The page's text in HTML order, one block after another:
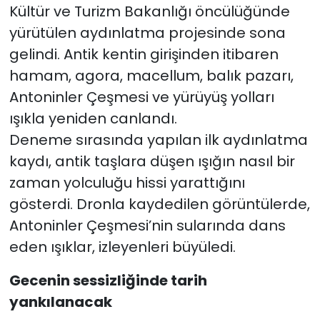
Kültür ve Turizm Bakanlığı öncülüğünde
yürütülen aydınlatma projesinde sona
gelindi. Antik kentin girişinden itibaren
hamam, agora, macellum, balık pazarı,
Antoninler Çeşmesi ve yürüyüş yolları
ışıkla yeniden canlandı.
Deneme sırasında yapılan ilk aydınlatma
kaydı, antik taşlara düşen ışığın nasıl bir
zaman yolculuğu hissi yarattığını
gösterdi. Dronla kaydedilen görüntülerde,
Antoninler Çeşmesi’nin sularında dans
eden ışıklar, izleyenleri büyüledi.
Gecenin sessizliğinde tarih
yankılanacak